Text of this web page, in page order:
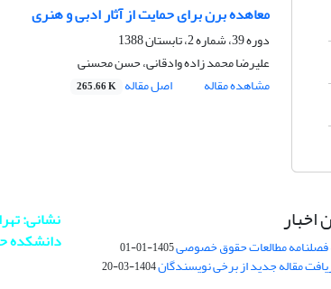
معاهده برن برای حمایت از آثار ادبی و هنری
دوره 39، شماره 2، تابستان 1388
علیرضا محمد زاده وادقانی، حسن محسنی
مشاهده مقاله
اصل مقاله 265.66 K
اخبار
فصلنامه مطالعات حقوق خصوصی1405-01-01
مقاله جدید از برخی نویسندگان1404-03-20
نشانی: